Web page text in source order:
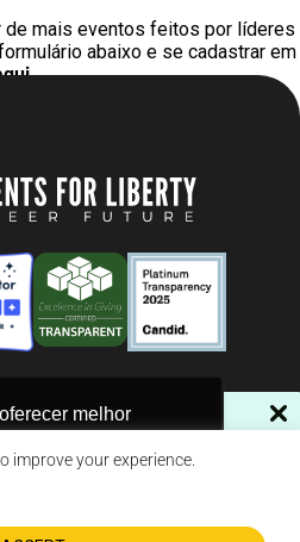
NOVIDADES!
improve your experience.
melhor
site e
de mais eventos feitos por líderes
abaixo e se cadastrar em
.
Liberty, All Rights Reserved